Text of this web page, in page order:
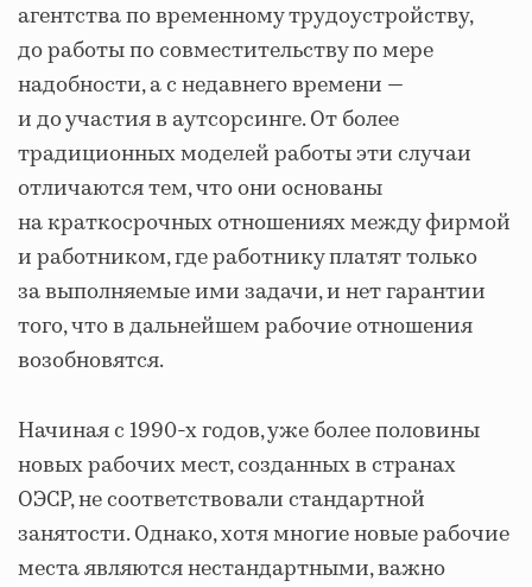
агентства по временному трудоустройству,
до работы по совместительству по мере
надобности, а с недавнего времени —
и до участия в аутсорсинге. От более
традиционных моделей работы эти случаи
отличаются тем, что они основаны
на краткосрочных отношениях между фирмой
и работником, где работнику платят только
за выполняемые ими задачи, и нет гарантии
того, что в дальнейшем рабочие отношения
возобновятся.
Начиная с 1990-х годов, уже более половины
новых рабочих мест, созданных в странах
ОЭСР, не соответствовали стандартной
занятости. Однако, хотя многие новые рабочие
места являются нестандартными, важно